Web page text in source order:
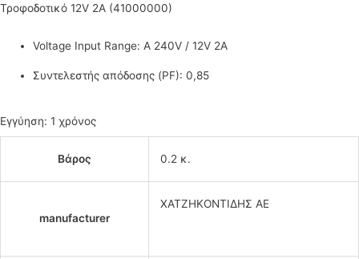
Τροφοδοτικό 12V 2A (41000000)
Voltage Input Range: A 240V / 12V 2A
Συντελεστής απόδοσης (PF): 0,85
Εγγύηση: 1 χρόνος
Βάρος 0.2 κ.
manufacturer
ΧΑΤΖΗΚΟΝΤΙΔΗΣ ΑΕ